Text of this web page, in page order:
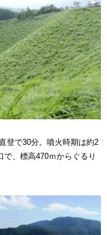
登で30分。噴火時期は約2
、標高470ｍからぐるり